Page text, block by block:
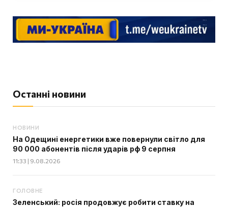
Останні новини
НОВИНИ
На Одещині енергетики вже повернули світло для
90 000 абонентів після ударів рф 9 серпня
11:33 | 9.08.2026
ГОЛОВНЕ
Зеленський: росія продовжує робити ставку на